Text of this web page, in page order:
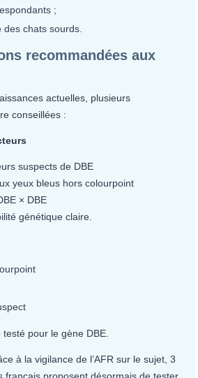
;
des chats sourds.
recommandées aux
actuelles, plusieurs
conseillées :
suspects de DBE
yeux bleus hors colourpoint
× DBE
génétique claire.
pour le gène DBE.
à la vigilance de l’AFR sur le sujet, 3